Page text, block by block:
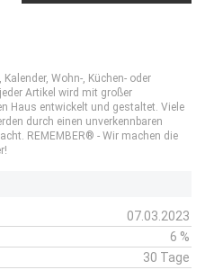
Wohn-, Küchen- oder
Artikel wird mit großer
Haus entwickelt und gestaltet. Viele
durch einen unverkennbaren
REMEMBER® - Wir machen die
07.03.2023
6 %
30 Tage